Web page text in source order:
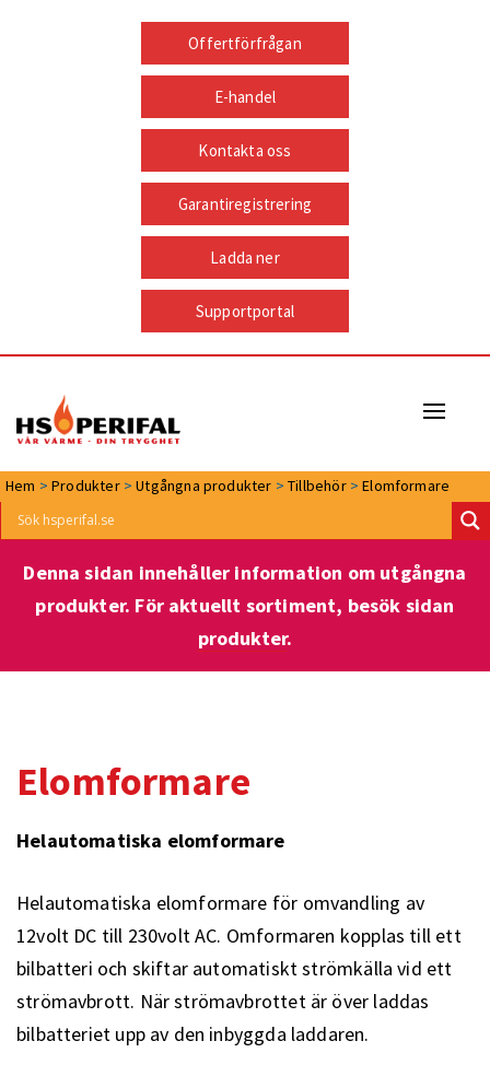
Offertförfrågan
E-handel
Kontakta oss
Garantiregistrering
Ladda ner
Supportportal
Hem >Produkter>Utgångna produkter >Tillbehör>Elomformare
Denna sidan innehåller information om utgångna
produkter. För aktuellt sortiment, besök sidan
produkter.
Elomformare
Helautomatiska elomformare
Helautomatiska elomformare för omvandling av
12volt DC till 230volt AC. Omformaren kopplas till ett
bilbatteri och skiftar automatiskt strömkälla vid ett
strömavbrott. När strömavbrottet är över laddas
bilbatteriet upp av den inbyggda laddaren.